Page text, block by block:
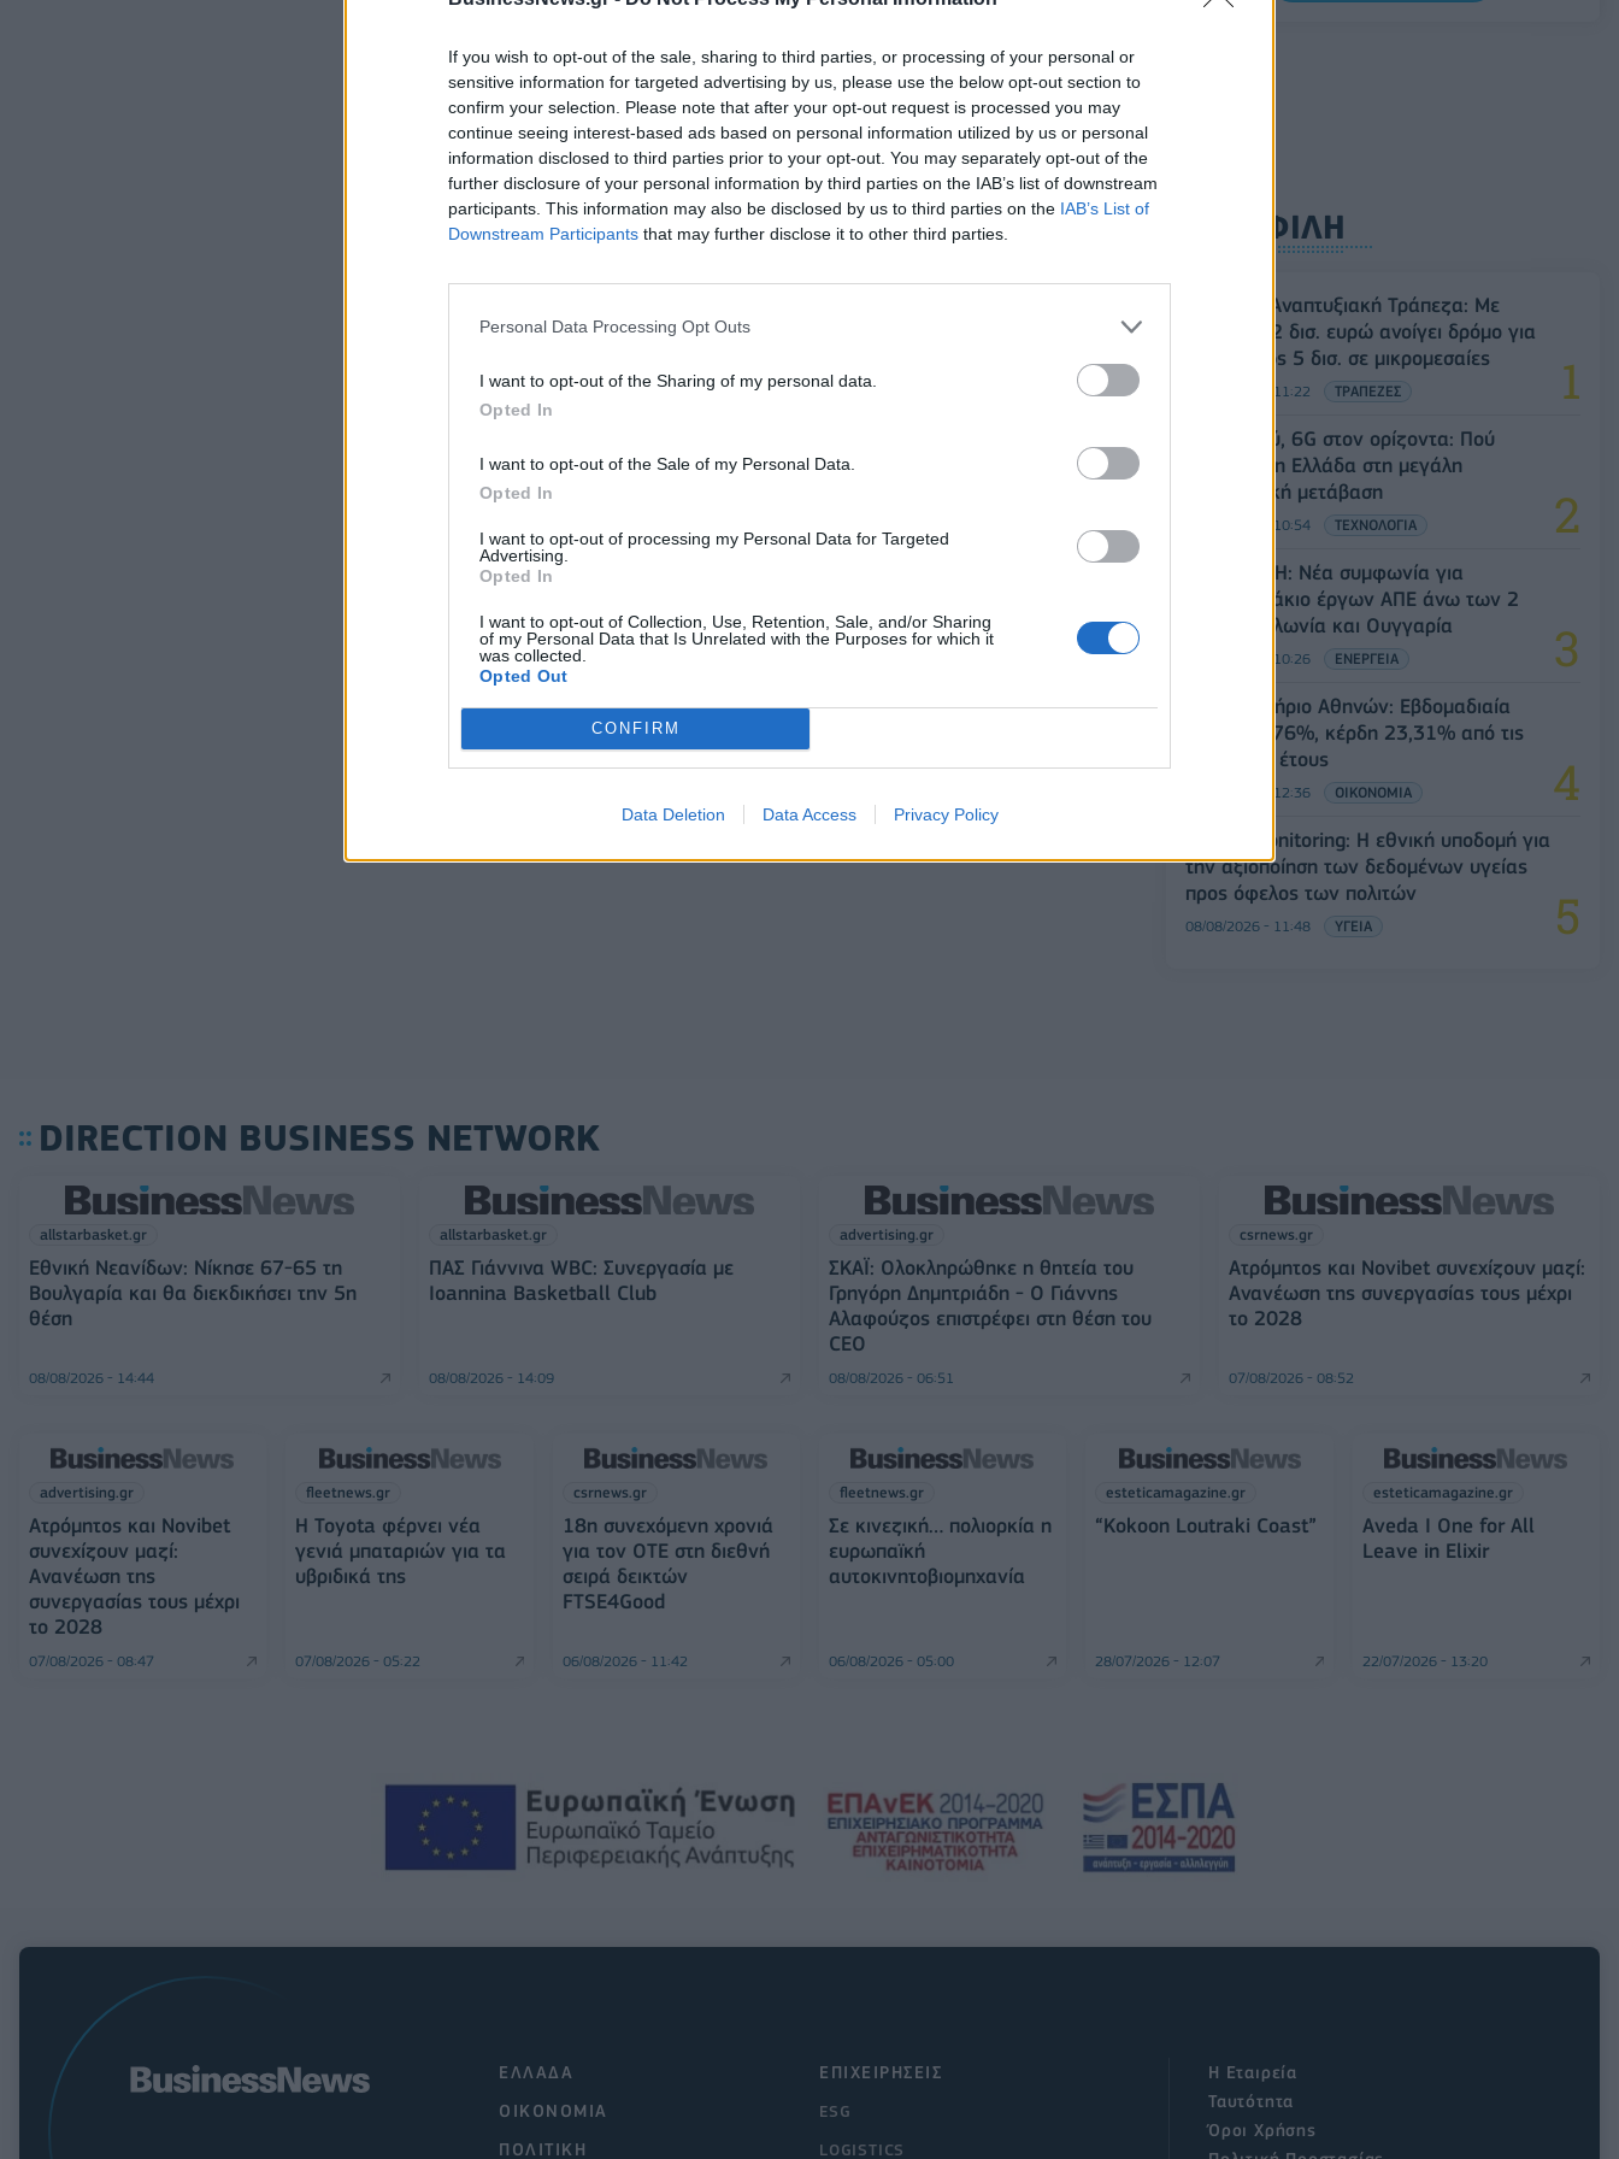
If you wish to opt-out of the sale, sharing to third parties, or processing of your personal or
sensitive information for targeted advertising by us, please use the below opt-out section to
confirm your selection. Please note that after your opt-out request is processed you may
continue seeing interest-based ads based on personal information utilized by us or personal
information disclosed to third parties prior to your opt-out. You may separately opt-out of the
further disclosure of your personal information by third parties on the IAB’s list of downstream
participants. This information may also be disclosed by us to third parties on the IAB’s List of
Downstream Participants that may further disclose it to other third parties.
Personal Data Processing Opt Outs
I want to opt-out of the Sharing of my personal data.
Opted In
I want to opt-out of the Sale of my Personal Data.
Opted In
I want to opt-out of processing my Personal Data for Targeted
Advertising.
Opted In
I want to opt-out of Collection, Use, Retention, Sale, and/or Sharing
of my Personal Data that Is Unrelated with the Purposes for which it
was collected.
Opted Out
CONFIRM
Data Deletion Data Access Privacy Policy
ΔΗΜΟΦΙΛΗ
Ελληνική Αναπτυξιακή Τράπεζα: Με
«προίκα» 2 δισ. ευρώ ανοίγει δρόμο για
δάνεια έως 5 δισ. σε μικρομεσαίες
08/08/2026 - 11:22 ΤΡΑΠΕΖΕΣ
5G παντού, 6G στον ορίζοντα: Πού
βρίσκεται η Ελλάδα στη μεγάλη
τεχνολογική μετάβαση
08/08/2026 - 10:54 ΤΕΧΝΟΛΟΓΙΑ
Όμιλος ΔΕΗ: Νέα συμφωνία για
χαρτοφυλάκιο έργων ΑΠΕ άνω των 2
GW σε Πολωνία και Ουγγαρία
08/08/2026 - 10:26 ΕΝΕΡΓΕΙΑ
Χρηματιστήριο Αθηνών: Εβδομαδιαία
άνοδος 1,76%, κέρδη 23,31% από τις
αρχές του έτους
08/08/2026 - 12:36 ΟΙΚΟΝΟΜΙΑ
Health Monitoring: Η εθνική υποδομή για
την αξιοποίηση των δεδομένων υγείας
προς όφελος των πολιτών
08/08/2026 - 11:48 ΥΓΕΙΑ
DIRECTION BUSINESS NETWORK
allstarbasket.gr
Εθνική Νεανίδων: Νίκησε 67-65 τη
Βουλγαρία και θα διεκδικήσει την 5η
θέση
08/08/2026 - 14:44
allstarbasket.gr
ΠΑΣ Γιάννινα WBC: Συνεργασία με
Ioannina Basketball Club
08/08/2026 - 14:09
advertising.gr
ΣΚΑΪ: Ολοκληρώθηκε η θητεία του
Γρηγόρη Δημητριάδη - Ο Γιάννης
Αλαφούζος επιστρέφει στη θέση του
CEO
08/08/2026 - 06:51
csrnews.gr
Ατρόμητος και Novibet συνεχίζουν μαζί:
Ανανέωση της συνεργασίας τους μέχρι
το 2028
07/08/2026 - 08:52
advertising.gr
Ατρόμητος και Novibet
συνεχίζουν μαζί:
Ανανέωση της
συνεργασίας τους μέχρι
το 2028
07/08/2026 - 08:47
fleetnews.gr
Η Toyota φέρνει νέα
γενιά μπαταριών για τα
υβριδικά της
07/08/2026 - 05:22
csrnews.gr
18η συνεχόμενη χρονιά
για τον ΟΤΕ στη διεθνή
σειρά δεικτών
FTSE4Good
06/08/2026 - 11:42
fleetnews.gr
Σε κινεζική… πολιορκία η
ευρωπαϊκή
αυτοκινητοβιομηχανία
06/08/2026 - 05:00
esteticamagazine.gr
“Kokoon Loutraki Coast”
28/07/2026 - 12:07
esteticamagazine.gr
Aveda I One for All
Leave in Elixir
22/07/2026 - 13:20
ΕΠΙΧΕΙΡΗΣΕΙΣ
ESG
LOGISTICS
ΕΛΛΑΔΑ
ΟΙΚΟΝΟΜΙΑ
ΠΟΛΙΤΙΚΗ
Η Εταιρεία
Ταυτότητα
Όροι Χρήσης